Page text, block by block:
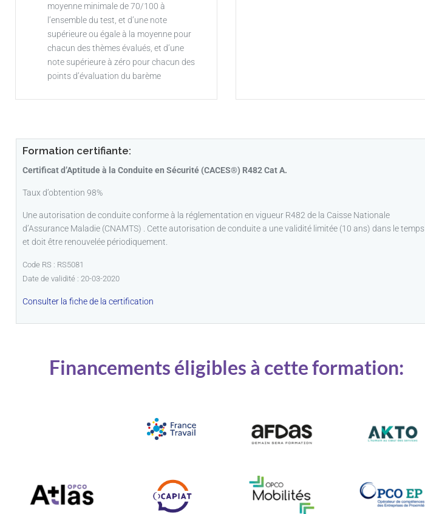
moyenne minimale de 70/100 à
l’ensemble du test, et d’une note
supérieure ou égale à la moyenne pour
chacun des thèmes évalués, et d’une
note supérieure à zéro pour chacun des
points d’évaluation du barème
Formation certifiante:
Certificat d’Aptitude à la Conduite en Sécurité (CACES®) R482 Cat A.
Taux d’obtention 98%
Une autorisation de conduite conforme à la réglementation en vigueur R482 de la Caisse Nationale
d’Assurance Maladie (CNAMTS) . Cette autorisation de conduite a une validité limitée (10 ans) dans le temps
et doit être renouvelée périodiquement.
Code RS : RS5081
Date de validité : 20-03-2020
Consulter la fiche de la certification
Financements éligibles à cette formation: